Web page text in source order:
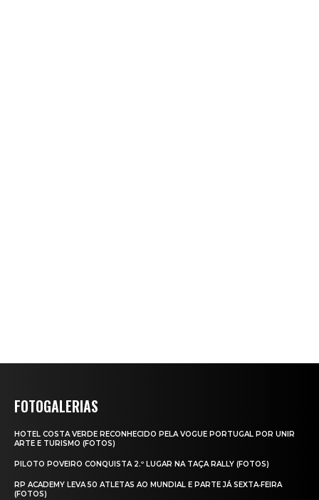
FOTOGALERIAS
HOTEL COSTA VERDE RECONHECIDO PELA VOGUE PORTUGAL POR UNIR
ARTE E TURISMO (FOTOS)
PILOTO POVEIRO CONQUISTA 2.º LUGAR NA TAÇA RALLY (FOTOS)
RP ACADEMY LEVA 50 ATLETAS AO MUNDIAL E PARTE JÁ SEXTA‑FEIRA
(FOTOS)